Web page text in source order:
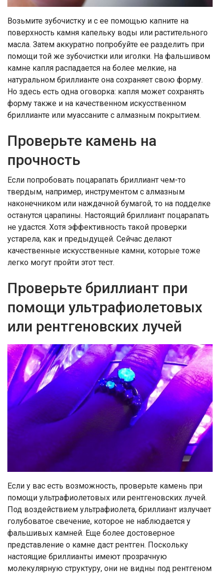
Возьмите зубочистку и с ее помощью капните на
поверхность камня капельку воды или растительного
масла. Затем аккуратно попробуйте ее разделить при
помощи той же зубочистки или иголки. На фальшивом
камне капля распадается на более мелкие, на
натуральном бриллианте она сохраняет свою форму.
Но здесь есть одна оговорка: капля может сохранять
форму также и на качественном искусственном
бриллианте или муассаните с алмазным покрытием.
Проверьте камень на
прочность
Если попробовать поцарапать бриллиант чем-то
твердым, например, инструментом с алмазным
наконечником или наждачной бумагой, то на подделке
останутся царапины. Настоящий бриллиант поцарапать
не удастся. Хотя эффективность такой проверки
устарела, как и предыдущей. Сейчас делают
качественные искусственные камни, которые тоже
легко могут пройти этот тест.
Проверьте бриллиант при
помощи ультрафиолетовых
или рентгеновских лучей
Если у вас есть возможность, проверьте камень при
помощи ультрафиолетовых или рентгеновских лучей.
Под воздействием ультрафиолета, бриллиант излучает
голубоватое свечение, которое не наблюдается у
фальшивых камней. Еще более достоверное
представление о камне даст рентген. Поскольку
настоящие бриллианты имеют прозрачную
молекулярную структуру, они не видны под рентгеном